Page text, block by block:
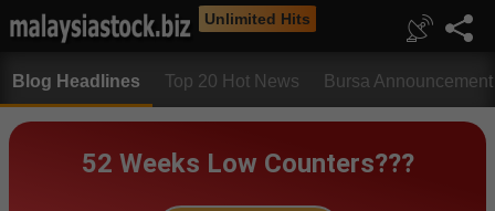
Unlimited Hits
Blog Headlines Top 20 Hot News Bursa Announcement